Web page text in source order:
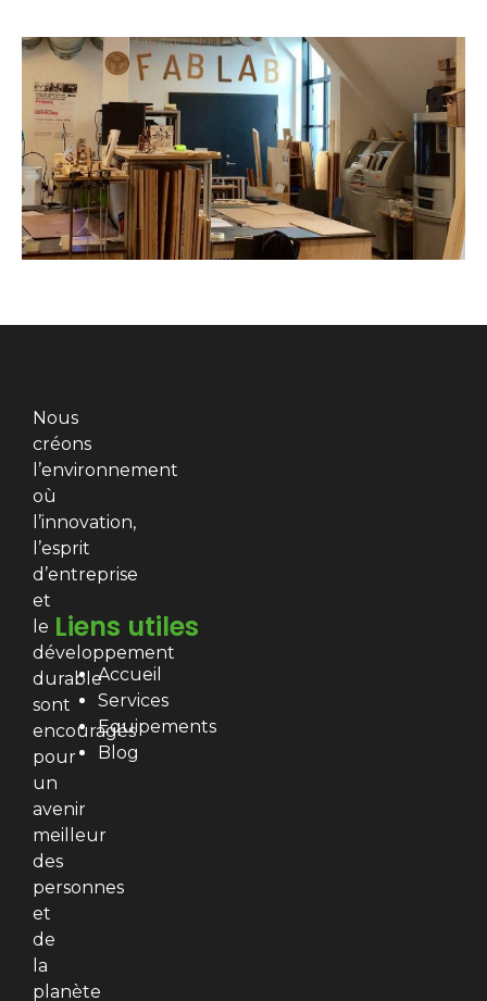
Nous
créons
l’environnement
où
l’innovation,
l’esprit
d’entreprise
et
le
développement
durable
sont
encouragés
pour
un
avenir
meilleur
des
personnes
et
de
la
planète
Liens utiles
Accueil
Services
Equipements
Blog